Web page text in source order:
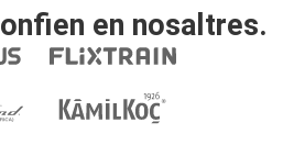
en nosaltres.